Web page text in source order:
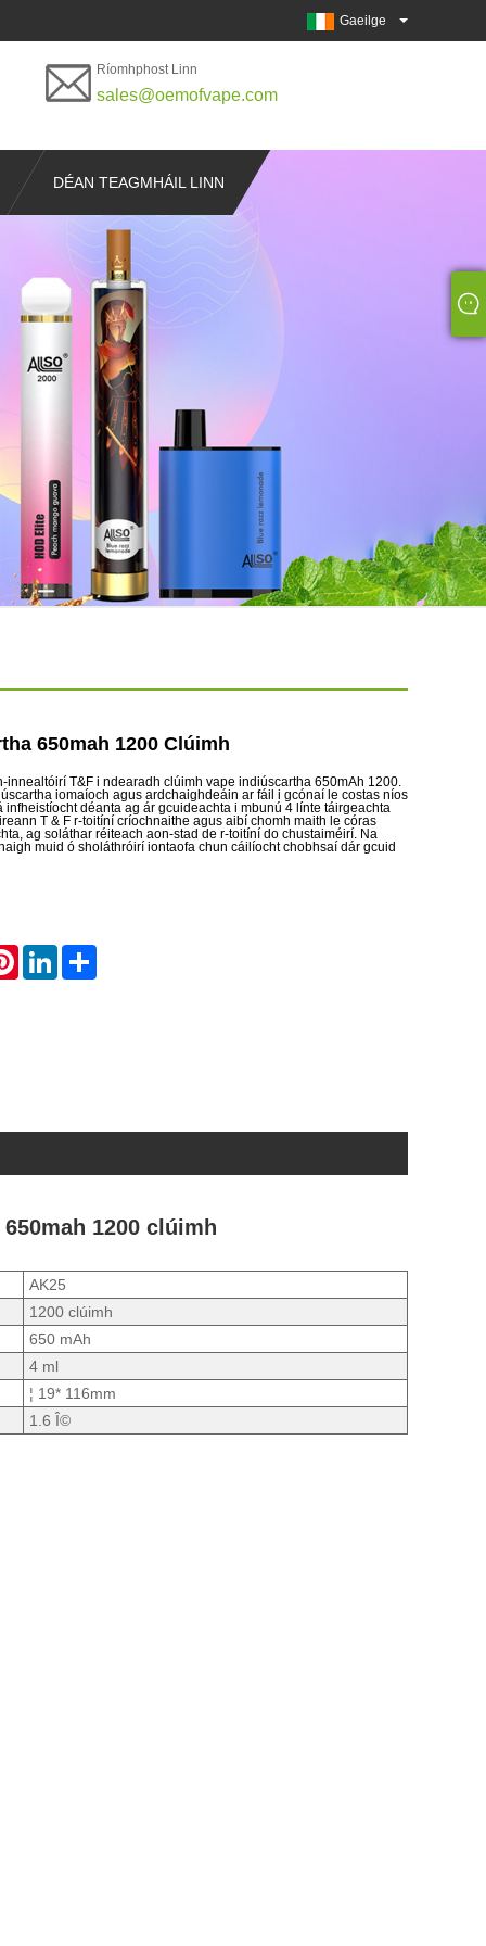
Gaeilge
Ríomhphost Linn
sales@oemofvape.com
DÉAN TEAGMHÁIL LINN
650mah 1200 Clúimh
innealtóirí T&F i ndearadh clúimh vape indiúscartha 650mAh 1200.
iomaíoch agus ardchaighdeáin ar fáil i gcónaí le costas níos
infheistíocht déanta ag ár gcuideachta i mbunú 4 línte táirgeachta
T & F r-toitíní críochnaithe agus aibí chomh maith le córas
ag soláthar réiteach aon-stad de r-toitíní do chustaiméirí. Na
muid ó sholáthróirí iontaofa chun cáilíocht chobhsaí dár gcuid
PinterestLinkedIn
1200 clúimh
AK25
1200 clúimh
650 mAh
4 ml
¦ 19* 116mm
1.6 Î©